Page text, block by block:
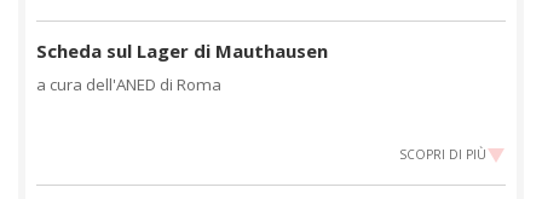
Scheda sul Lager di Mauthausen
a cura dell'ANED di Roma
SCOPRI DI PIÙ